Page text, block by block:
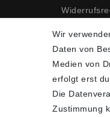
Wir
Daten von
Medien von
erfolgt erst
Die
Zustimmung